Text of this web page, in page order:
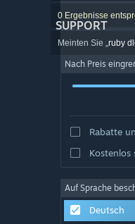
SUPPORT
0 Ergebnisse
Meinten Sie „ruby
Nach Preis
Rabatte
Kostenlos
Auf Sprache
Deutsch